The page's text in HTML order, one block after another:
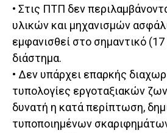
• Στις ΠΤΠ δεν
υλικών και μηχανισμών
εμφανισθεί στο σημαντικό
διάστημα.
• Δεν υπάρχει επαρκής
τυπολογίες εργοταξιακών
δυνατή η κατά περίπτωση,
τυποποιημένων